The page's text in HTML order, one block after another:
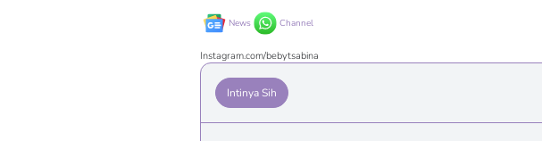
News Channel
Instagram.com/bebytsabina
Intinya Sih